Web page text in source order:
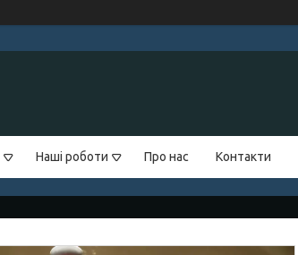
Наші роботи Про нас Контакти